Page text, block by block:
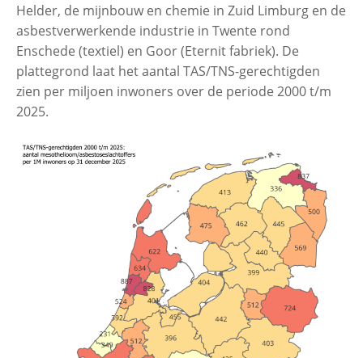
Helder, de mijnbouw en chemie in Zuid Limburg en de
asbestverwerkende industrie in Twente rond
Enschede (textiel) en Goor (Eternit fabriek). De
plattegrond laat het aantal TAS/TNS-gerechtigden
zien per miljoen inwoners over de periode 2000 t/m
2025.